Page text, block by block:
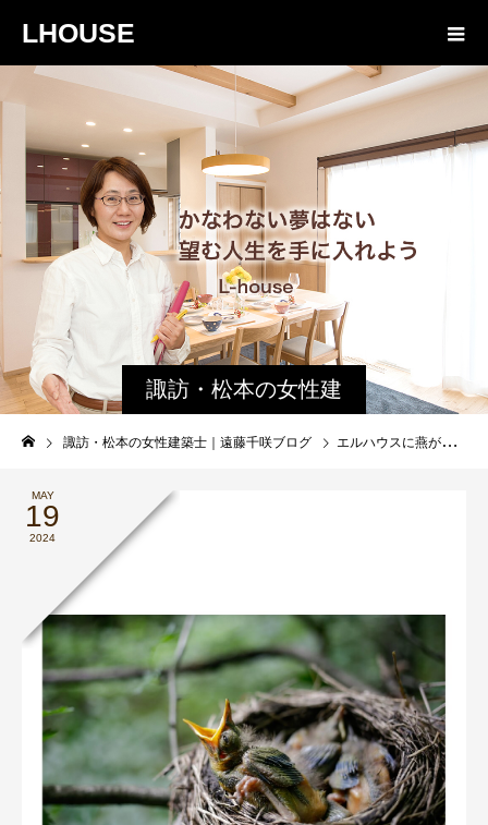
LHOUSE
諏訪・松本の女性建
築士ブログ｜未来生
諏訪・松本の女性建築士｜遠藤千咲ブログ エルハウスに燕が巣を作ってます！
MAY
19
2024